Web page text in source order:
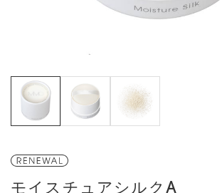
モイスチュアシルクA